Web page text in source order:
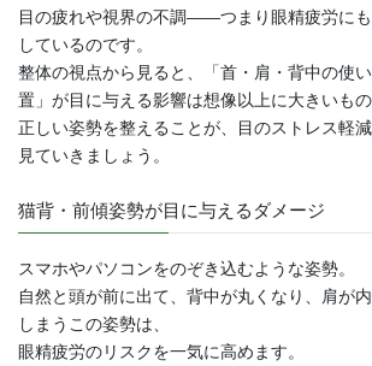
目の疲れや視界の不調――つまり眼精疲労に
しているのです。
整体の視点から見ると、「首・肩・背中の使
置」が目に与える影響は想像以上に大きいもの
正しい姿勢を整えることが、目のストレス軽
見ていきましょう。
猫背・前傾姿勢が目に与えるダメージ
スマホやパソコンをのぞき込むような姿勢。
自然と頭が前に出て、背中が丸くなり、肩が
しまうこの姿勢は、
眼精疲労のリスクを一気に高めます。